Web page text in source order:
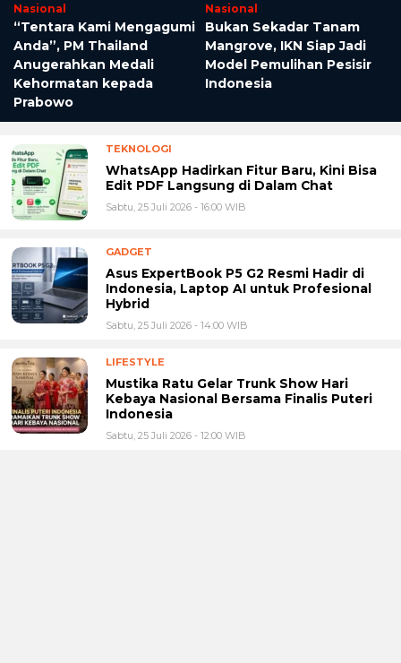
Nasional
“Tentara Kami Mengagumi
Anda”, PM Thailand
Anugerahkan Medali
Kehormatan kepada
Prabowo
Nasional
Bukan Sekadar Tanam
Mangrove, IKN Siap Jadi
Model Pemulihan Pesisir
Indonesia
TEKNOLOGI
WhatsApp Hadirkan Fitur Baru, Kini Bisa
Edit PDF Langsung di Dalam Chat
Sabtu, 25 Juli 2026 - 16:00 WIB
GADGET
Asus ExpertBook P5 G2 Resmi Hadir di
Indonesia, Laptop AI untuk Profesional
Hybrid
Sabtu, 25 Juli 2026 - 14:00 WIB
LIFESTYLE
Mustika Ratu Gelar Trunk Show Hari
Kebaya Nasional Bersama Finalis Puteri
Indonesia
Sabtu, 25 Juli 2026 - 12:00 WIB